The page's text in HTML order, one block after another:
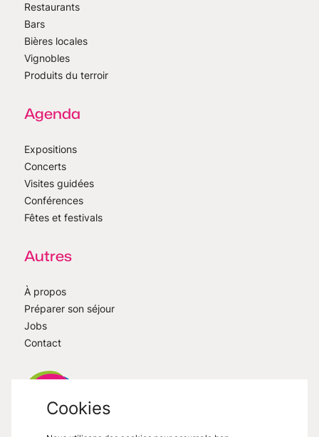
Restaurants
Bars
Bières locales
Vignobles
Produits du terroir
Agenda
Expositions
Concerts
Visites guidées
Conférences
Fêtes et festivals
Autres
À propos
Préparer son séjour
Jobs
Contact
Cookies